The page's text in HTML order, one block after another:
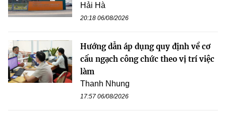
Hải Hà
20:18 06/08/2026
Hướng dẫn áp dụng quy định về cơ
cấu ngạch công chức theo vị trí việc
làm
Thanh Nhung
17:57 06/08/2026